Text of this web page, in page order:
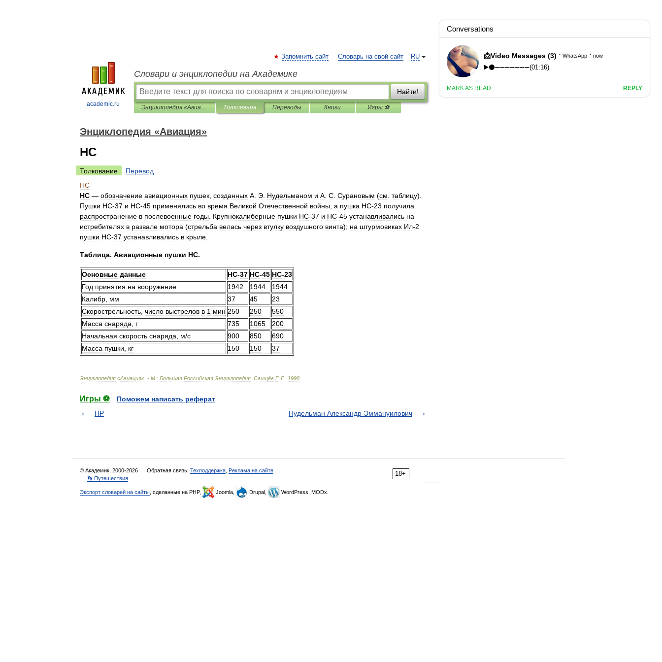
academic.ru
RU
Запомнить сайт Словарь на свой сайт
Словари и энциклопедии на Академике
Найти!
Энциклопедия «Авиация» Толкования Переводы Книги Игры ⚽
Энциклопедия «Авиация»
НС
Толкование
Перевод
НС
НС — обозначение авиационных пушек созданных А Э Нудельманом и А С Сурановым (см таблицу).
Пушки НС-37 и НС-45 применялись во время Великой Отечественной войны а пушка НС-23 получила
распространение в послевоенные годы Крупнокалиберные пушки НС-37 и НС-45 устанавливались на
истребителях в развале мотора (стрельба велась через втулку воздушного винта); на штурмовиках Ил-2
пушки НС-37 устанавливались в крыле
Таблица. Авиационные пушки НС.
Основные данные НС-37 НС-45 НС-23
Год принятия на вооружение 1942 1944
1944
Калибр мм 37 45
23
Скорострельность число выстрелов в 1 мин 250 250
550
Масса снаряда г 735 1065
200
Начальная скорость снаряда м/с 900 850
690
Масса пушки кг 150 150 37
Энциклопедия «Авиация». - М : Большая Российская Энциклопедия Свищёв Г. Г. 1998
Игры ⚽
Поможем написать реферат
НР
Нудельман Александр Эммануилович
18+
© Академик, 2000-2026 Обратная связь: Техподдержка Реклама на сайте
👣 Путешествия
Экспорт словарей на сайты , сделанные на PHP, Joomla, Drupal, WordPress, MODx.